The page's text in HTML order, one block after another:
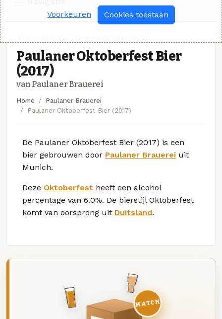
Paulaner Oktoberfest Bier
(2017)
van Paulaner Brauerei
Home
Paulaner Brauerei
Paulaner Oktoberfest Bier (2017)
De Paulaner Oktoberfest Bier (2017) is een
bier gebrouwen door Paulaner Brauerei uit
Munich.
Deze Oktoberfest heeft een alcohol
percentage van 6.0%. De bierstijl Oktoberfest
komt van oorsprong uit Duitsland.
MATCH
Voorkeuren Cookies toestaan